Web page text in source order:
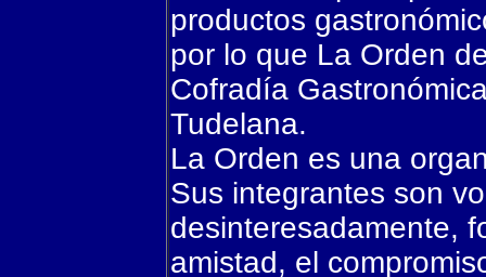
productos
por lo que La Orden
Cofradía
Tudelana.
La Orden es una
Sus integrantes son
desinteresadamente,
amistad, el